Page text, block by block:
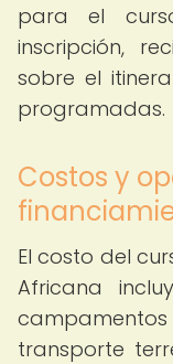
para el
inscripción,
sobre el
programadas.
Costos y
El costo del
Africana
transporte